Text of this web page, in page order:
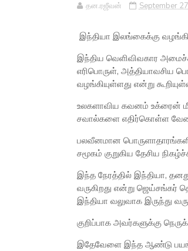
தன.ரஜீவன் September
இந்தியா இலங்கைக்கு
இந்திய வெளிவிவகார
எரிபொருள், அத்தியாவசிய
வழங்கியுள்ளது என்று
உலகளாவிய கவனம் உக்ரைன்
சவால்களை எதிர்கொள்ள
பலவீனமான
சமூகம் குறுகிய தேசிய
இந்த நேரத்தில் இந்தியா,
வருகிறது என்று ஜெய்சங்கர்
இந்தியா வலுவாக இருந்து
குறிப்பாக அவர்களுக்கு
இதேவேளை இந்த ஆண்டு